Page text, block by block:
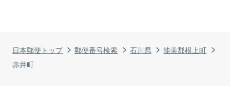
日本郵便トップ 郵便番号検索 石川県
能美郡根上町
赤井町